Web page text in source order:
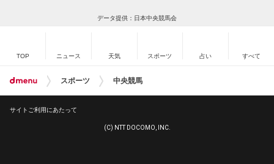
データ提供：日本中央競馬会
TOP ニュース 天気 スポーツ 占い すべて
スポーツ 中央競馬
サイトご利用にあたって
(C) NTT DOCOMO, INC.